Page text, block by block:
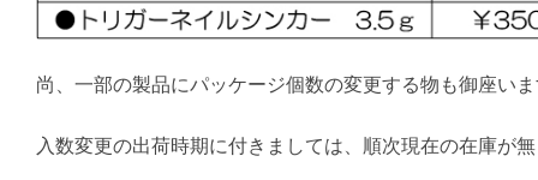
尚、一部の製品にパッケージ個数の変更する物も御座い
入数変更の出荷時期に付きましては、順次現在の在庫が